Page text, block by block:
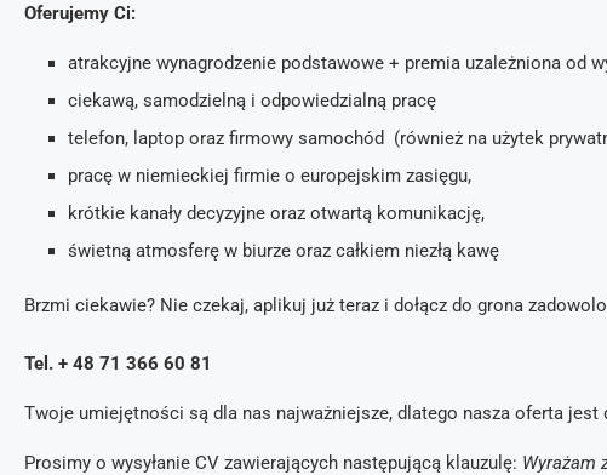
Oferujemy Ci:
atrakcyjne wynagrodzenie podstawowe + premia uzależniona od
ciekawą, samodzielną i odpowiedzialną pracę
telefon, laptop oraz firmowy samochód (również na użytek
pracę w niemieckiej firmie o europejskim zasięgu,
krótkie kanały decyzyjne oraz otwartą komunikację,
świetną atmosferę w biurze oraz całkiem niezłą kawę
Brzmi ciekawie? Nie czekaj, aplikuj już teraz i dołącz do grona
Tel. + 48 71 366 60 81
Twoje umiejętności są dla nas najważniejsze, dlatego nasza oferta jest
Prosimy o wysyłanie CV zawierających następującą klauzulę: Wyrażam